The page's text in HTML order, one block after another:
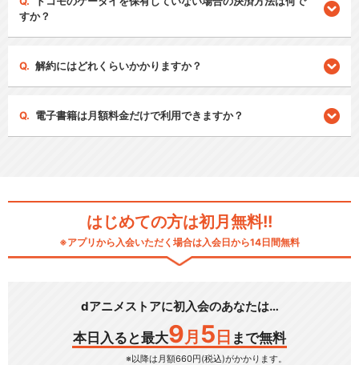
すか？
解約にはどれくらいかかりますか？
電子書籍は月額料金だけで利用できますか？
はじめての方は初月無料!!
※アプリから入会いただく場合は入会日から14日間無料
dアニメストアに初入会のあなたは…
本日入ると最大9 月 5 日 まで無料
※以降は月額660円(税込)がかかります。